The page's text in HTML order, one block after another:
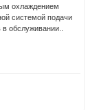
охлаждением
системой подачи
обслуживании..